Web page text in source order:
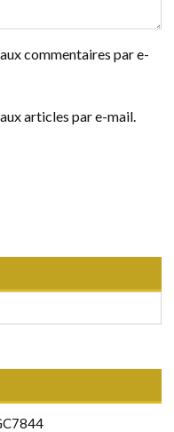
commentaires par e-
articles par e-mail.